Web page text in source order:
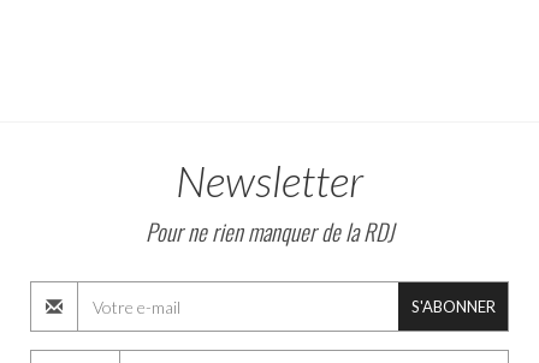
Newsletter
Pour ne rien manquer de la RDJ
S'ABONNER